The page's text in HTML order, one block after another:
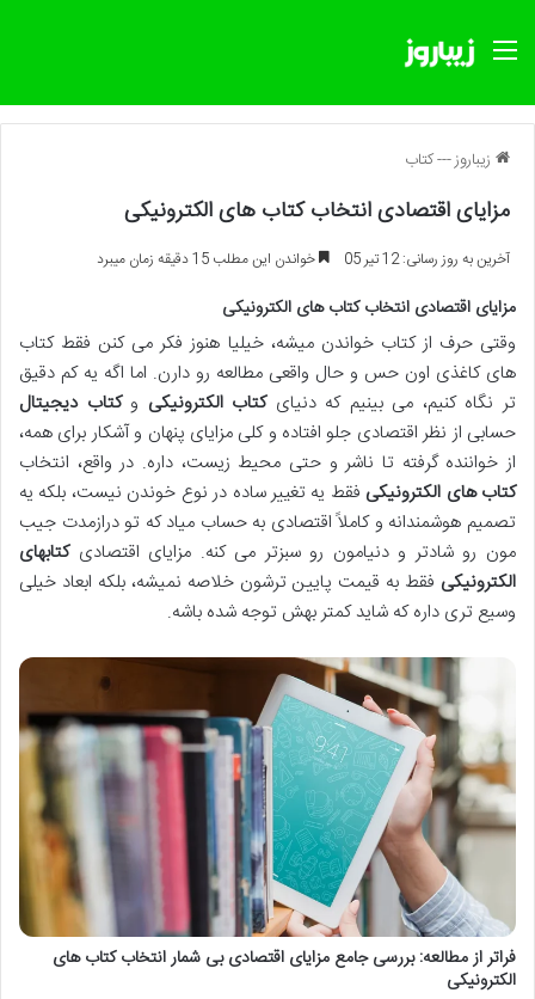
منو
زیباروز---کتاب
مزایای اقتصادی انتخاب کتاب های الکترونیکی
آخرین به روز رسانی: 12 تیر 05 خواندن این مطلب 15 دقیقه زمان میبرد
مزایای اقتصادی انتخاب کتاب های الکترونیکی
وقتی حرف از کتاب خواندن میشه، خیلیا هنوز فکر می کنن فقط کتاب
های کاغذی اون حس و حال واقعی مطالعه رو دارن. اما اگه یه کم دقیق
تر نگاه کنیم، می بینیم که دنیایکتاب الکترونیکی وکتاب دیجیتال
حسابی از نظر اقتصادی جلو افتاده و کلی مزایای پنهان و آشکار برای همه،
از خواننده گرفته تا ناشر و حتی محیط زیست، داره. در واقع، انتخاب
کتاب های الکترونیکی فقط یه تغییر ساده در نوع خوندن نیست، بلکه یه
تصمیم هوشمندانه و کاملاً اقتصادی به حساب میاد که تو درازمدت جیب
مون رو شادتر و دنیامون رو سبزتر می کنه. مزایای اقتصادیکتابهای
الکترونیکی فقط به قیمت پایین ترشون خلاصه نمیشه، بلکه ابعاد خیلی
وسیع تری داره که شاید کمتر بهش توجه شده باشه.
فراتر از مطالعه: بررسی جامع مزایای اقتصادی بی شمار انتخاب کتاب های
الکترونیکی